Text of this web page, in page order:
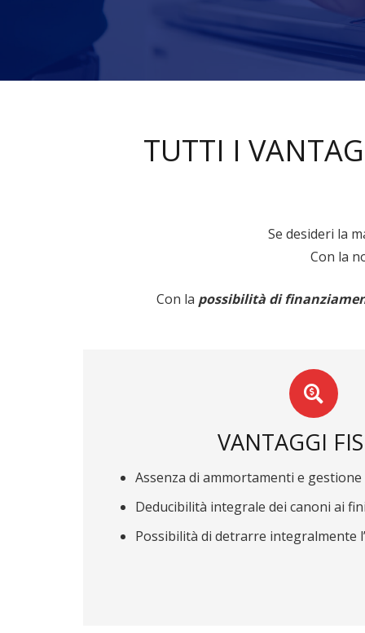
TUTTI I
Se desideri la
Con la
Con la possibilità di
VANTAGGI
Assenza di ammortamenti e gestione
Deducibilità integrale dei canoni ai
Possibilità di detrarre integralmente